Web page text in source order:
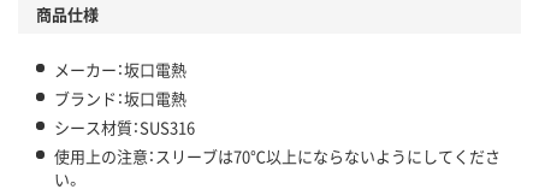
商品仕様
メーカー：坂口電熱
ブランド：坂口電熱
シース材質：SUS316
使用上の注意：スリーブは70℃以上にならないようにしてくださ
い。